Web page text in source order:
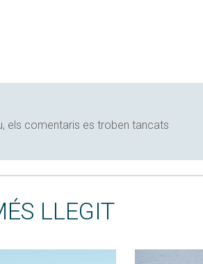
els comentaris es troben tancats
LLEGIT